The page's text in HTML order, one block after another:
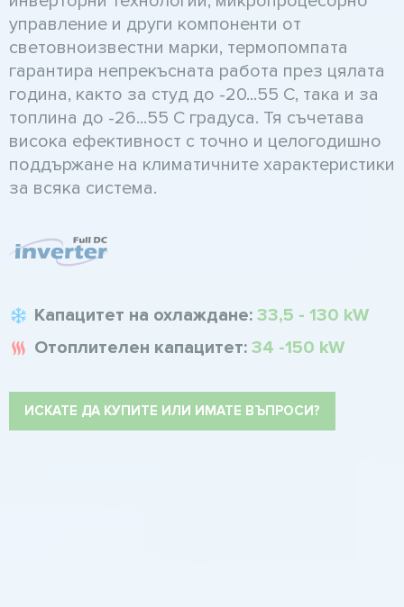
управление и други компоненти от
световноизвестни марки, термопомпата
гарантира непрекъсната работа през цялата
година, както за студ до -20...55 C, така и за
топлина до -26...55 C градуса. Тя съчетава
висока ефективност с точно и целогодишно
поддържане на климатичните характеристики
за всяка система.
Капацитет на охлаждане: 33,5 - 130 kW
Отоплителен капацитет: 34 -150 kW
ИСКАТЕ ДА КУПИТЕ ИЛИ ИМАТЕ ВЪПРОСИ?